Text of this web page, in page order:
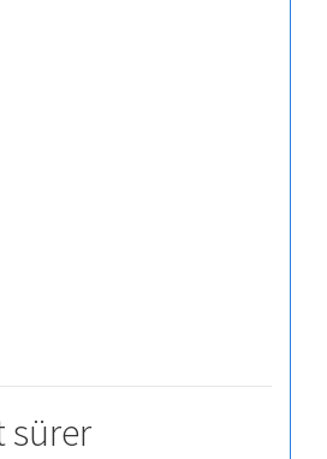
sürer